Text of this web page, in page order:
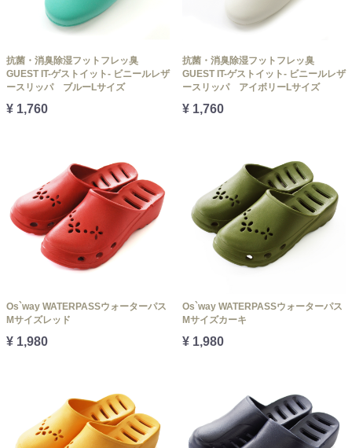
抗菌・消臭除湿フットフレッ臭
GUEST IT-ゲストイット- ビニールレザ
ースリッパ ブルーLサイズ
¥ 1,760
抗菌・消臭除湿フットフレッ臭
GUEST IT-ゲストイット- ビニールレザ
ースリッパ アイボリーLサイズ
¥ 1,760
Os`way WATERPASSウォーターパス
Mサイズレッド
¥ 1,980
Os`way WATERPASSウォーターパス
Mサイズカーキ
¥ 1,980